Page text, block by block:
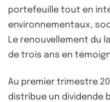
portefeuille tout en
environnementaux,
Le renouvellement du
de trois ans en
Au premier trimestre
distribue un dividende